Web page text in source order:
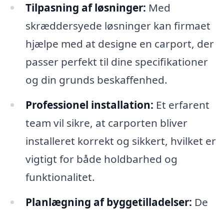
Tilpasning af løsninger: Med
skræddersyede løsninger kan firmaet
hjælpe med at designe en carport, der
passer perfekt til dine specifikationer
og din grunds beskaffenhed.
Professionel installation: Et erfarent
team vil sikre, at carporten bliver
installeret korrekt og sikkert, hvilket er
vigtigt for både holdbarhed og
funktionalitet.
Planlægning af byggetilladelser: De